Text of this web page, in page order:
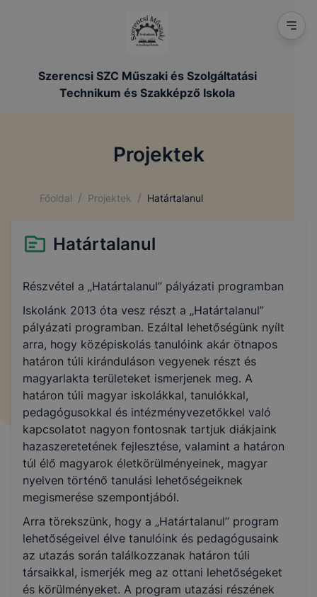
Szerencsi SZC Műszaki és Szolgáltatási
Technikum és Szakképző Iskola
Projektek
Főoldal / Projektek / Határtalanul
Határtalanul
Részvétel a „Határtalanul” pályázati programban
Iskolánk 2013 óta vesz részt a „Határtalanul”
pályázati programban. Ezáltal lehetőségünk nyílt
arra, hogy középiskolás tanulóink akár ötnapos
határon túli kiránduláson vegyenek részt és
magyarlakta területeket ismerjenek meg. A
határon túli magyar iskolákkal, tanulókkal,
pedagógusokkal és intézményvezetőkkel való
kapcsolatot nagyon fontosnak tartjuk diákjaink
hazaszeretetének fejlesztése, valamint a határon
túl élő magyarok életkörülményeinek, magyar
nyelven történő tanulási lehetőségeiknek
megismerése szempontjából.
Arra törekszünk, hogy a „Határtalanul” program
lehetőségeivel élve tanulóink és pedagógusaink
az utazás során találkozzanak határon túli
társaikkal, ismerjék meg az ottani lehetőségeket
és körülményeket. A program utazási részének